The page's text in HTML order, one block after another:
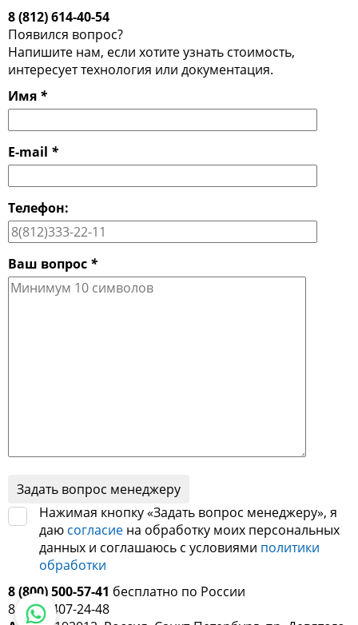
8 (812) 614-40-54
Появился вопрос?
Напишите нам, если хотите узнать стоимость,
интересует технология или документация.
Имя *
E-mail *
Телефон:
Ваш вопрос *
Нажимая кнопку «Задать вопрос менеджеру», я
даю согласие на обработку моих персональных
данных и соглашаюсь с условиями политики
обработки
8 (800) 500-57-41 бесплатно по России
8 (812) 407-24-48